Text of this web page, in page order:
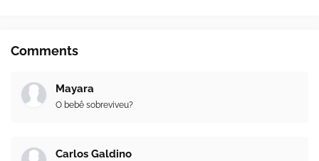
Comments
Mayara
O bebê sobreviveu?
Carlos Galdino